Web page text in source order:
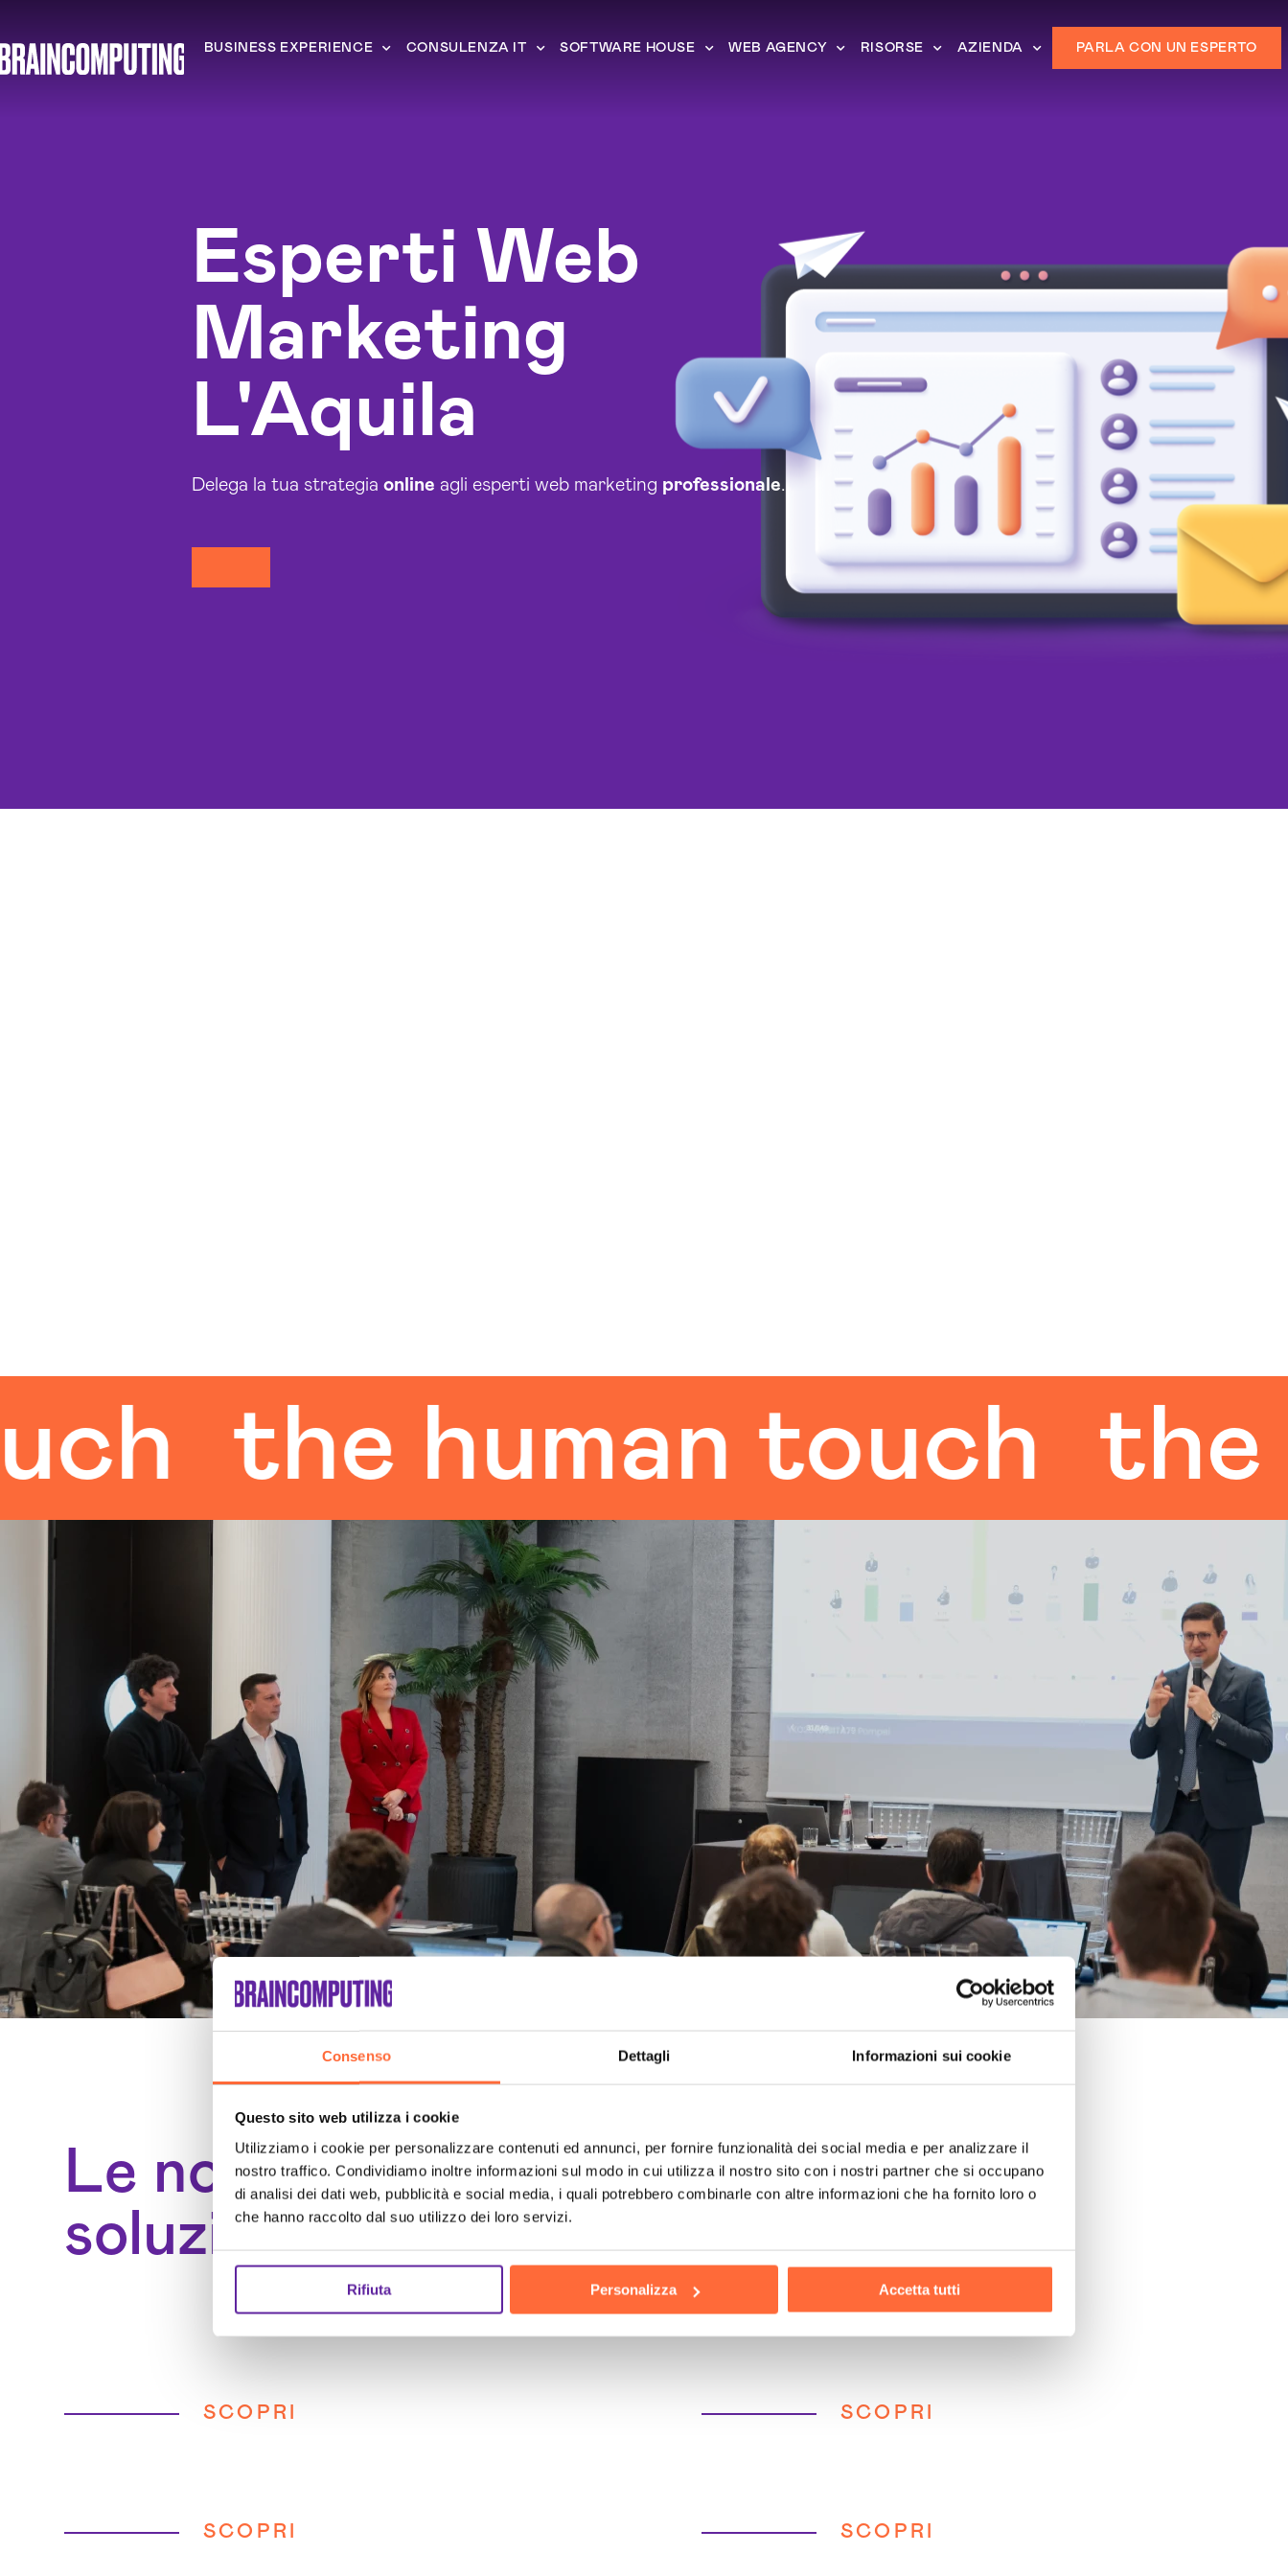
Consenso Dettagli Informazioni sui cookie
Questo sito web utilizza i cookie
Utilizziamo i cookie per personalizzare contenuti ed annunci, per fornire funzionalità dei social media e per analizzare il
nostro traffico. Condividiamo inoltre informazioni sul modo in cui utilizza il nostro sito con i nostri partner che si occupano
di analisi dei dati web, pubblicità e social media, i quali potrebbero combinarle con altre informazioni che ha fornito loro o
che hanno raccolto dal suo utilizzo dei loro servizi.
Rifiuta Personalizza Accetta tutti
BUSINESS EXPERIENCE CONSULENZA IT SOFTWARE HOUSE WEB AGENCY RISORSE AZIENDA PARLA CON UN ESPERTO
Esperti Web
Marketing
L'Aquila
Delega la tua strategia online agli esperti web marketing professionale.
the human touch the
Le nostre
soluzioni per te
SCOPRI SCOPRI
SCOPRI SCOPRI